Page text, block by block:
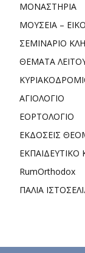
ΜΟΝΑΣΤΗΡΙΑ
ΜΟΥΣΕΙΑ –
ΣΕΜΙΝΑΡΙΟ
ΘΕΜΑΤΑ
ΑΓΙΟΛΟΓΙΟ
ΕΟΡΤΟΛΟΓΙΟ
ΕΚΔΟΣΕΙΣ
RumOrthodox
ΠΑΛΙΑ